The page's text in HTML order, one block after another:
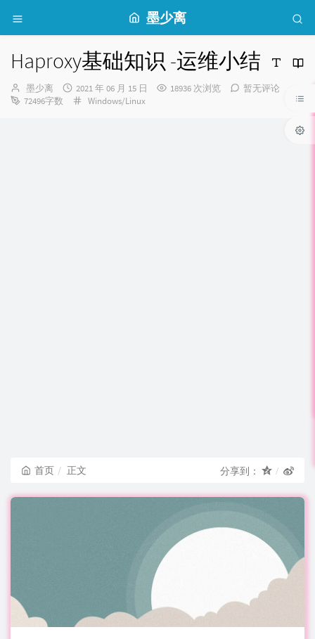
墨少离
Haproxy基础知识 -运维小结
博
主：
墨少离
发
布
2021 年 06 月 15 日 18936 次浏览
暂无评论
72496字数
分
Windows/Linux
首页 正文 分享到：